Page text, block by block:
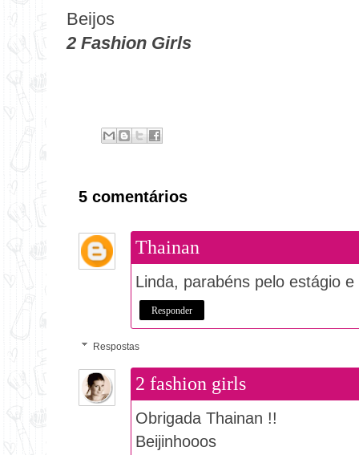
Beijos
2 Fashion Girls
5 comentários
Thainan
Linda, parabéns pelo estágio
Responder
Respostas
2 fashion girls
Obrigada Thainan !!
Beijinhooos